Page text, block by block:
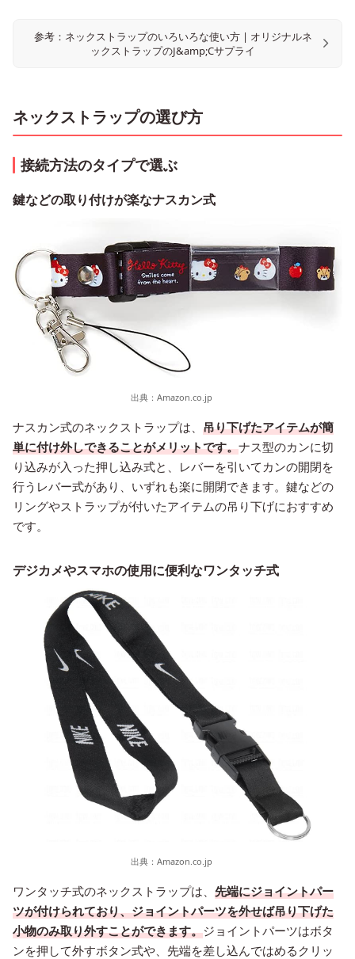
参考：ネックストラップのいろいろな使い方 | オリジナルネ
ックストラップのJ&amp;Cサプライ
ネックストラップの選び方
接続方法のタイプで選ぶ
鍵などの取り付けが楽なナスカン式
出典： Amazon.co.jp
ナスカン式のネックストラップは、 吊り下げたアイテムが簡
単に付け外しできることがメリットです。ナス型のカンに切
り込みが入った押し込み式と、レバーを引いてカンの開閉を
行うレバー式があり、いずれも楽に開閉できます。鍵などの
リングやストラップが付いたアイテムの吊り下げにおすすめ
です。
デジカメやスマホの使用に便利なワンタッチ式
出典： Amazon.co.jp
ワンタッチ式のネックストラップは、 先端にジョイントパー
ツが付けられており、ジョイントパーツを外せば吊り下げた
小物のみ取り外すことができます。ジョイントパーツはボタ
ンを押して外すボタン式や、先端を差し込んではめるクリッ